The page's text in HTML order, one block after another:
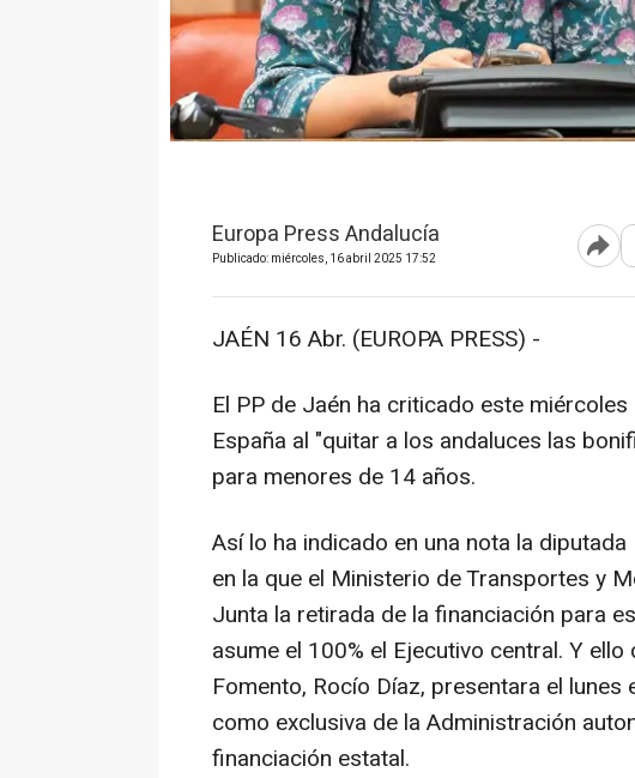
Europa Press Andalucía
Publicado: miércoles, 16 abril 2025 17:52
JAÉN 16 Abr. (EUROPA PRESS) -
El PP de Jaén ha criticado este
España al "quitar a los andaluces las
para menores de 14 años.
Así lo ha indicado en una nota la
en la que el Ministerio de Transportes y
Junta la retirada de la financiación para
asume el 100% el Ejecutivo central. Y
Fomento, Rocío Díaz, presentara el
como exclusiva de la Administración
financiación estatal.